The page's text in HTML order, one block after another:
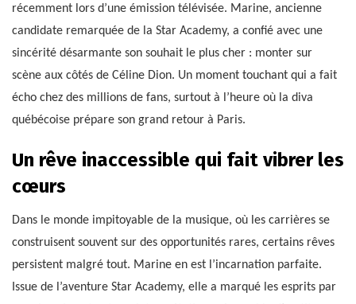
récemment lors d’une émission télévisée. Marine, ancienne
candidate remarquée de la Star Academy, a confié avec une
sincérité désarmante son souhait le plus cher : monter sur
scène aux côtés de Céline Dion. Un moment touchant qui a fait
écho chez des millions de fans, surtout à l’heure où la diva
québécoise prépare son grand retour à Paris.
Un rêve inaccessible qui fait vibrer les
cœurs
Dans le monde impitoyable de la musique, où les carrières se
construisent souvent sur des opportunités rares, certains rêves
persistent malgré tout. Marine en est l’incarnation parfaite.
Issue de l’aventure Star Academy, elle a marqué les esprits par